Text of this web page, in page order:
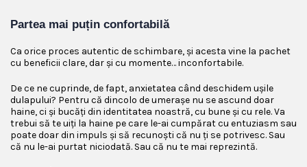
Partea mai puțin confortabilă
Ca orice proces autentic de schimbare, și acesta vine la pachet
cu beneficii clare, dar și cu momente… inconfortabile.
De ce ne cuprinde, de fapt, anxietatea când deschidem ușile
dulapului? Pentru că dincolo de umerașe nu se ascund doar
haine, ci și bucăți din identitatea noastră, cu bune și cu rele. Va
trebui să te uiți la haine pe care le-ai cumpărat cu entuziasm sau
poate doar din impuls și să recunoști că nu ți se potrivesc. Sau
că nu le-ai purtat niciodată. Sau că nu te mai reprezintă.